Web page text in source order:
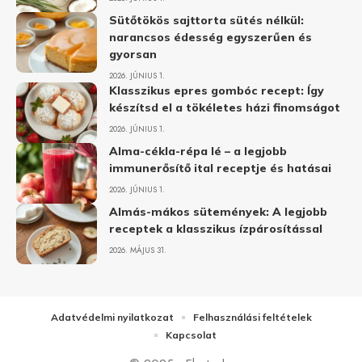
Sütőtökös sajttorta sütés nélkül:
narancsos édesség egyszerűen és
gyorsan
2026. JÚNIUS 1.
Klasszikus epres gombóc recept: Így
készítsd el a tökéletes házi finomságot
2026. JÚNIUS 1.
Alma-cékla-répa lé – a legjobb
immunerősítő ital receptje és hatásai
2026. JÚNIUS 1.
Almás-mákos sütemények: A legjobb
receptek a klasszikus ízpárosítással
2026. MÁJUS 31.
Adatvédelmi nyilatkozat
Felhasználási feltételek
Kapcsolat